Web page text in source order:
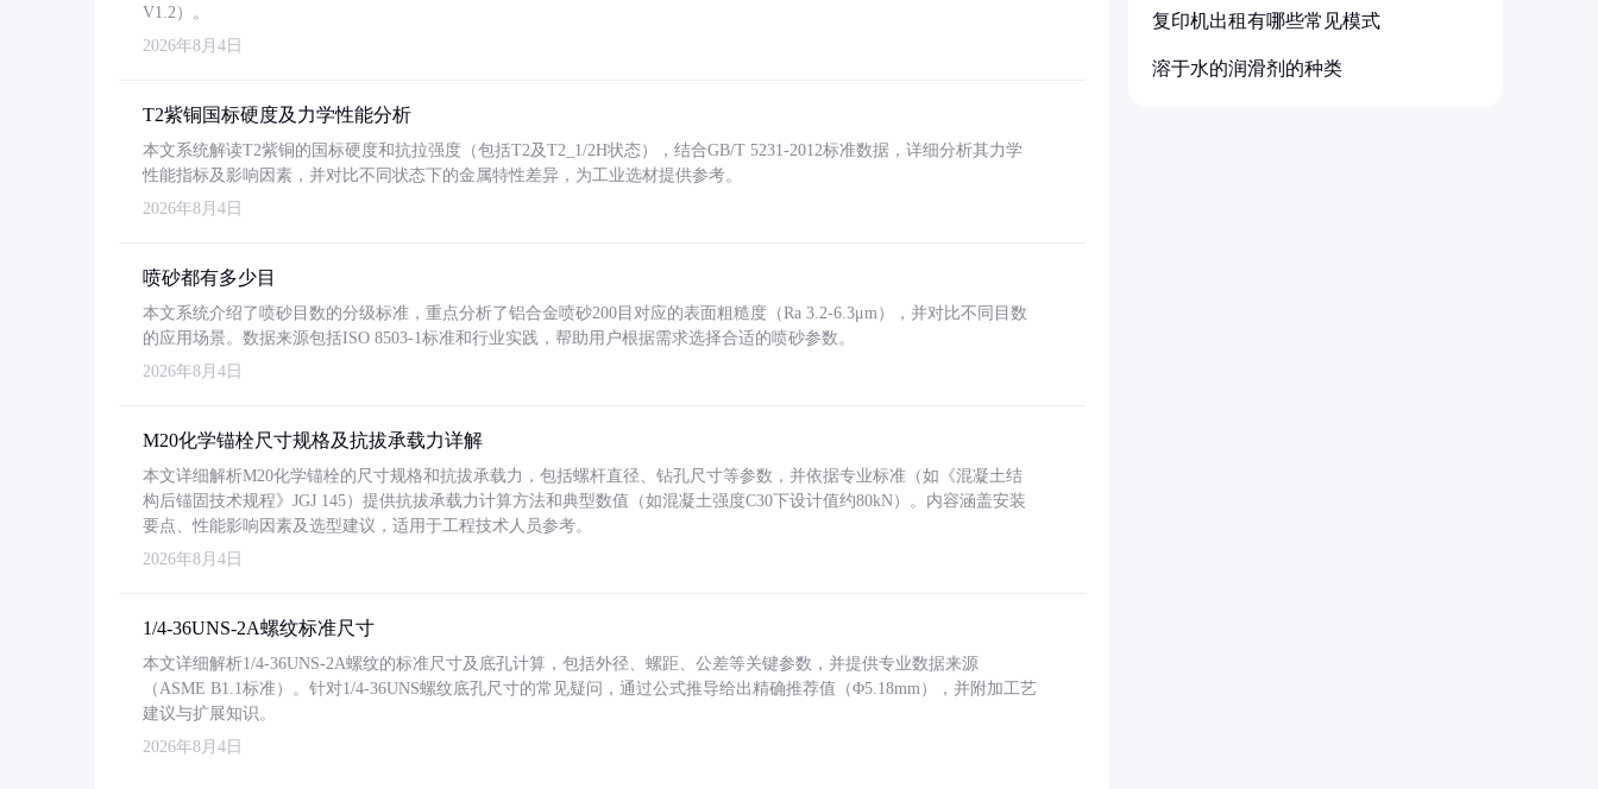
V1.2）。
2026年8月4日
T2紫铜国标硬度及力学性能分析
本文系统解读T2紫铜的国标硬度和抗拉强度（包括T2及T2_1/2H状态），结合GB/T 5231-2012标准数据，详细分析其力学
性能指标及影响因素，并对比不同状态下的金属特性差异，为工业选材提供参考。
2026年8月4日
喷砂都有多少目
本文系统介绍了喷砂目数的分级标准，重点分析了铝合金喷砂200目对应的表面粗糙度（Ra 3.2-6.3μm），并对比不同目数
的应用场景。数据来源包括ISO 8503-1标准和行业实践，帮助用户根据需求选择合适的喷砂参数。
2026年8月4日
M20化学锚栓尺寸规格及抗拔承载力详解
本文详细解析M20化学锚栓的尺寸规格和抗拔承载力，包括螺杆直径、钻孔尺寸等参数，并依据专业标准（如《混凝土结
构后锚固技术规程》JGJ 145）提供抗拔承载力计算方法和典型数值（如混凝土强度C30下设计值约80kN）。内容涵盖安装
要点、性能影响因素及选型建议，适用于工程技术人员参考。
2026年8月4日
1/4-36UNS-2A螺纹标准尺寸
本文详细解析1/4-36UNS-2A螺纹的标准尺寸及底孔计算，包括外径、螺距、公差等关键参数，并提供专业数据来源
（ASME B1.1标准）。针对1/4-36UNS螺纹底孔尺寸的常见疑问，通过公式推导给出精确推荐值（Φ5.18mm），并附加工艺
建议与扩展知识。
2026年8月4日
复印机出租有哪些常见模式
溶于水的润滑剂的种类